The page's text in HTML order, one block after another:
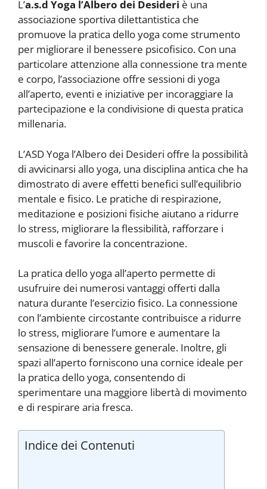
L’a.s.d Yoga l’Albero dei Desideri è una
associazione sportiva dilettantistica che
promuove la pratica dello yoga come strumento
per migliorare il benessere psicofisico. Con una
particolare attenzione alla connessione tra mente
e corpo, l’associazione offre sessioni di yoga
all’aperto, eventi e iniziative per incoraggiare la
partecipazione e la condivisione di questa pratica
millenaria.
L’ASD Yoga l’Albero dei Desideri offre la possibilità
di avvicinarsi allo yoga, una disciplina antica che ha
dimostrato di avere effetti benefici sull’equilibrio
mentale e fisico. Le pratiche di respirazione,
meditazione e posizioni fisiche aiutano a ridurre
lo stress, migliorare la flessibilità, rafforzare i
muscoli e favorire la concentrazione.
La pratica dello yoga all’aperto permette di
usufruire dei numerosi vantaggi offerti dalla
natura durante l’esercizio fisico. La connessione
con l’ambiente circostante contribuisce a ridurre
lo stress, migliorare l’umore e aumentare la
sensazione di benessere generale. Inoltre, gli
spazi all’aperto forniscono una cornice ideale per
la pratica dello yoga, consentendo di
sperimentare una maggiore libertà di movimento
e di respirare aria fresca.
Indice dei Contenuti